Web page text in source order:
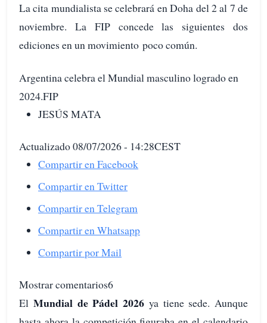
La cita mundialista se celebrará en Doha del 2 al 7 de
noviembre. La FIP concede las siguientes dos
ediciones en un movimiento poco común.
Argentina celebra el Mundial masculino logrado en
2024.FIP
JESÚS MATA
Actualizado 08/07/2026 - 14:28CEST
Compartir en Facebook
Compartir en Twitter
Compartir en Telegram
Compartir en Whatsapp
Compartir por Mail
Mostrar comentarios6
El Mundial de Pádel 2026 ya tiene sede. Aunque